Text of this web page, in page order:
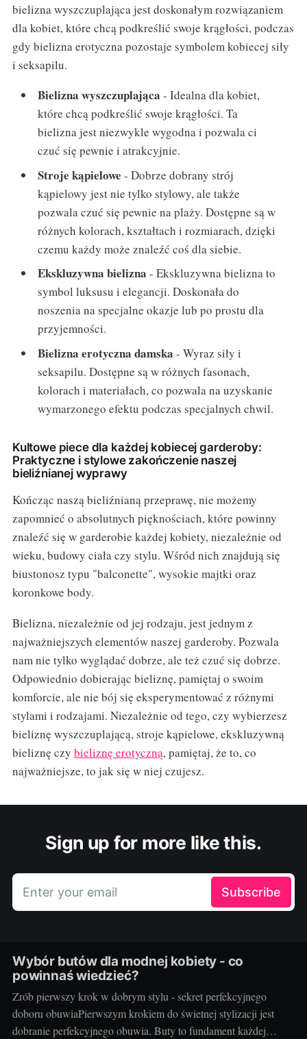
bielizna wyszczuplająca jest doskonałym rozwiązaniem
dla kobiet, które chcą podkreślić swoje krągłości, podczas
gdy bielizna erotyczna pozostaje symbolem kobiecej siły
i seksapilu.
Bielizna wyszczuplająca - Idealna dla kobiet,
które chcą podkreślić swoje krągłości. Ta
bielizna jest niezwykle wygodna i pozwala ci
czuć się pewnie i atrakcyjnie.
Stroje kąpielowe - Dobrze dobrany strój
kąpielowy jest nie tylko stylowy, ale także
pozwala czuć się pewnie na plaży. Dostępne są w
różnych kolorach, kształtach i rozmiarach, dzięki
czemu każdy może znaleźć coś dla siebie.
Ekskluzywna bielizna - Ekskluzywna bielizna to
symbol luksusu i elegancji. Doskonała do
noszenia na specjalne okazje lub po prostu dla
przyjemności.
Bielizna erotyczna damska - Wyraz siły i
seksapilu. Dostępne są w różnych fasonach,
kolorach i materiałach, co pozwala na uzyskanie
wymarzonego efektu podczas specjalnych chwil.
Kultowe piece dla każdej kobiecej garderoby:
Praktyczne i stylowe zakończenie naszej
bieliźnianej wyprawy
Kończąc naszą bieliźnianą przeprawę, nie możemy
zapomnieć o absolutnych pięknościach, które powinny
znaleźć się w garderobie każdej kobiety, niezależnie od
wieku, budowy ciała czy stylu. Wśród nich znajdują się
biustonosz typu "balconette", wysokie majtki oraz
koronkowe body.
Bielizna, niezależnie od jej rodzaju, jest jednym z
najważniejszych elementów naszej garderoby. Pozwala
nam nie tylko wyglądać dobrze, ale też czuć się dobrze.
Odpowiednio dobierając bieliznę, pamiętaj o swoim
komforcie, ale nie bój się eksperymentować z różnymi
stylami i rodzajami. Niezależnie od tego, czy wybierzesz
bieliznę wyszczuplającą, stroje kąpielowe, ekskluzywną
bieliznę czy bieliznę erotyczną, pamiętaj, że to, co
najważniejsze, to jak się w niej czujesz.
Sign up for more like this.
Enter your email Subscribe
Wybór butów dla modnej kobiety - co
powinnaś wiedzieć?
Zrób pierwszy krok w dobrym stylu - sekret perfekcyjnego
doboru obuwiaPierwszym krokiem do świetnej stylizacji jest
dobranie perfekcyjnego obuwia. Buty to fundament każdej